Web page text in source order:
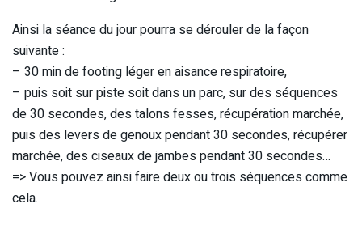
Ainsi la séance du jour pourra se dérouler de la façon
suivante :
– 30 min de footing léger en aisance respiratoire,
– puis soit sur piste soit dans un parc, sur des séquences
de 30 secondes, des talons fesses, récupération marchée,
puis des levers de genoux pendant 30 secondes, récupérer
marchée, des ciseaux de jambes pendant 30 secondes…
=> Vous pouvez ainsi faire deux ou trois séquences comme
cela.